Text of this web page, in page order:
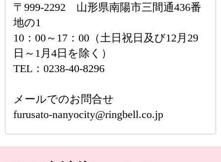
〒999-2292 山形県南陽市三間通436番
地の1
10：00～17：00（土日祝日及び12月29
日～1月4日を除く）
TEL：0238-40-8296
メールでのお問合せ
furusato-nanyocity@ringbell.co.jp